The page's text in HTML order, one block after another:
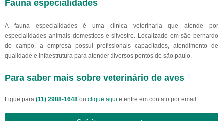
Fauna especialidades
A fauna especialidades é uma clinica veterinaria que atende por
especialidades animais domesticos e silvestre. Localizado em são bernardo
do campo, a empresa possui profissionais capacitados, atendimento de
qualidade e infaestrutura para atender diversos pontos de são paulo.
Para saber mais sobre veterinário de aves
Ligue para (11) 2988-1648 ou clique aqui e entre em contato por email.